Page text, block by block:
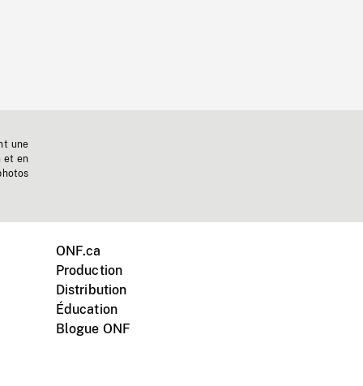
une
et en
ONF.ca
Production
Distribution
Éducation
Blogue ONF